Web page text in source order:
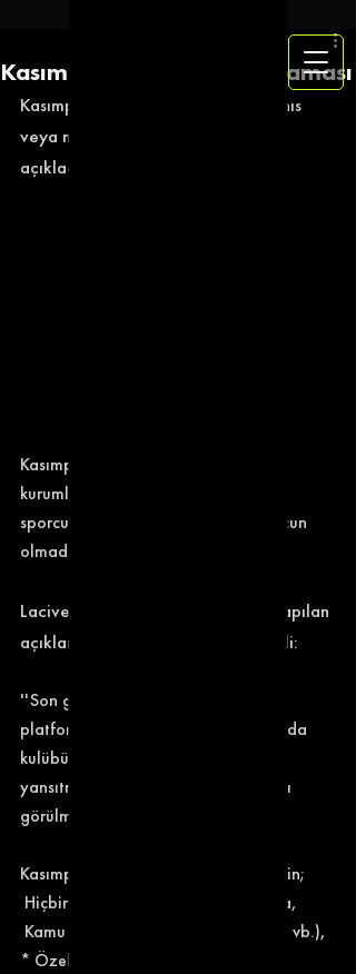
Kasımpaşa'dan Borç Açıklaması
Kasımpaşa Kulübü, herhangi bir şahıs
veya mecraya borçlu olunmadığını
açıkladı.
Kasımpaşa, bankalara, kamu
kurumlarına, özel kurumlara veya
sporculara yönelik herhangi bir borcun
olmadığını açıkladı.
Lacivert beyazlı ekip tarafından yapılan
açıklamada, şu ifadelere yer verildi:
''Son günlerde bazı sosyal medya
platformlarında ve yayın organlarında
kulübümüz hakkında gerçeği
yansıtmayan iddialar ortaya atıldığı
görülmüştür.
Kasımpaşa Sportif Faaliyetler A.Ş.’nin;
Hiçbir banka veya finans kuruluşuna,
Kamu kurumlarına (vergi, SGK Primi vb.),
* Özel kurumlara, spor kulüplerine,